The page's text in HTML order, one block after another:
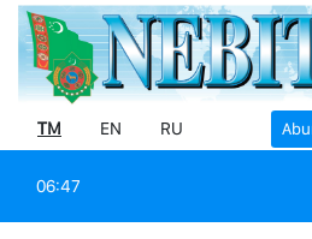
TM EN RU
06:47